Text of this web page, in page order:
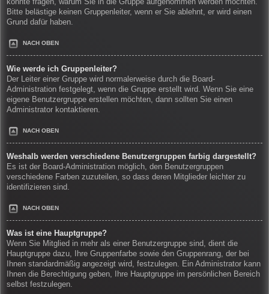
Bitte belästige keinen Gruppenleiter, wenn er Sie ablehnt, er wird einen
Grund dafür haben.
NACH OBEN
Wie werde ich Gruppenleiter?
Der Leiter einer Gruppe wird normalerweise durch die Board-
Administration festgelegt, wenn die Gruppe erstellt wird. Wenn Sie eine
eigene Benutzergruppe erstellen möchten, dann sollten Sie einen
Administrator kontaktieren.
NACH OBEN
Weshalb werden verschiedene Benutzergruppen farbig dargestellt?
Es ist der Board-Administration möglich, den Benutzergruppen
verschiedene Farben zuzuteilen, so dass deren Mitglieder leichter zu
identifizieren sind.
NACH OBEN
Was ist eine Hauptgruppe?
Wenn Sie Mitglied in mehr als einer Benutzergruppe sind, dient die
Hauptgruppe dazu, Ihre Gruppenfarbe sowie den Gruppenrang, der bei
Ihnen standardmäßig angezeigt wird, festzulegen. Ein Administrator kann
Ihnen die Berechtigung geben, Ihre Hauptgruppe im persönlichen Bereich
selbst festzulegen.